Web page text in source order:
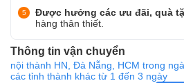
Được hưởng các ưu đãi, quà
hàng thân thiết.
Thông tin vận chuyển
nội thành HN, Đà Nẵng, HCM trong
các tỉnh thành khác từ 1 đến 3 ngày